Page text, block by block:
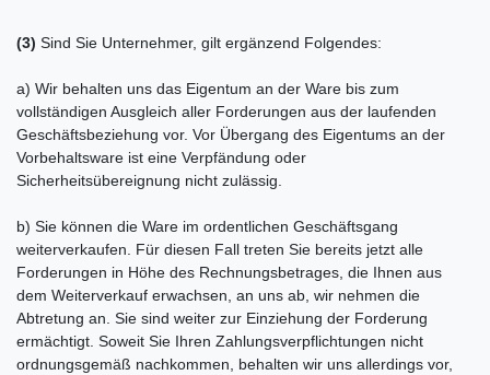
(3) Sind Sie Unternehmer, gilt ergänzend Folgendes:
a) Wir behalten uns das Eigentum an der Ware bis zum
vollständigen Ausgleich aller Forderungen aus der laufenden
Geschäftsbeziehung vor. Vor Übergang des Eigentums an der
Vorbehaltsware ist eine Verpfändung oder
Sicherheitsübereignung nicht zulässig.
b) Sie können die Ware im ordentlichen Geschäftsgang
weiterverkaufen. Für diesen Fall treten Sie bereits jetzt alle
Forderungen in Höhe des Rechnungsbetrages, die Ihnen aus
dem Weiterverkauf erwachsen, an uns ab, wir nehmen die
Abtretung an. Sie sind weiter zur Einziehung der Forderung
ermächtigt. Soweit Sie Ihren Zahlungsverpflichtungen nicht
ordnungsgemäß nachkommen, behalten wir uns allerdings vor,